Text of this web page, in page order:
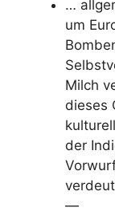
…
um
Milch
dieses
der
—